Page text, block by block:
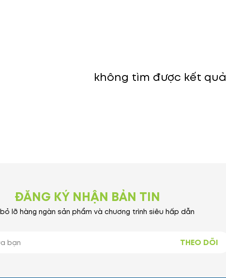
không tìm được kết quả
ĐĂNG KÝ NHẬN BẢN TIN
lỡ hàng ngàn sản phẩm và chương trình siêu hấp dẫn
THEO DÕI